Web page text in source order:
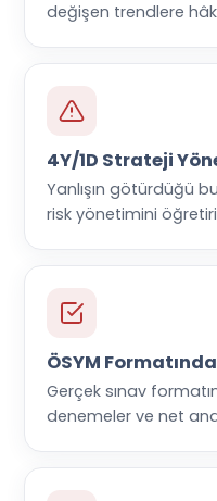
değişen trendlere
4Y/1D Strateji
Yanlışın götürdüğü
risk yönetimini
ÖSYM
Gerçek sınav
denemeler ve net